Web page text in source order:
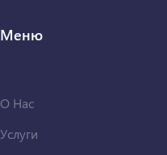
Меню
О Нас
Услуги